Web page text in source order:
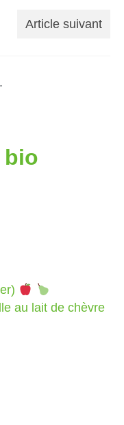
Article suivant
bio
au lait de chèvre